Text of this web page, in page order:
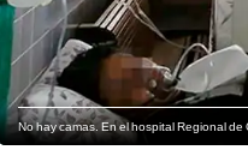
No hay camas. En el hospital Regional